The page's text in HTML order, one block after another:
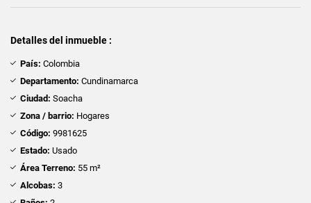
Detalles del inmueble :
País: Colombia
Departamento: Cundinamarca
Ciudad: Soacha
Zona / barrio: Hogares
Código: 9981625
Estado: Usado
Área Terreno: 55 m²
Alcobas: 3